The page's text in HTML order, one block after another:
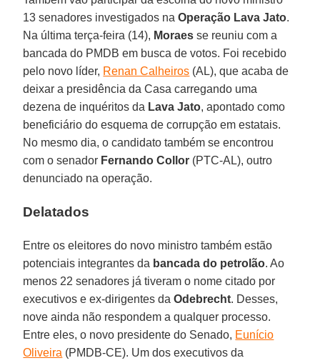
13 senadores investigados naOperação Lava Jato.
Na última terça-feira (14), Moraes se reuniu com a
bancada do PMDB em busca de votos. Foi recebido
pelo novo líder, Renan Calheiros (AL), que acaba de
deixar a presidência da Casa carregando uma
dezena de inquéritos da Lava Jato, apontado como
beneficiário do esquema de corrupção em estatais.
No mesmo dia, o candidato também se encontrou
com o senador Fernando Collor (PTC-AL), outro
denunciado na operação.
Delatados
Entre os eleitores do novo ministro também estão
potenciais integrantes da bancada do petrolão. Ao
menos 22 senadores já tiveram o nome citado por
executivos e ex-dirigentes daOdebrecht. Desses,
nove ainda não respondem a qualquer processo.
Entre eles, o novo presidente do Senado, Eunício
Oliveira (PMDB-CE). Um dos executivos da